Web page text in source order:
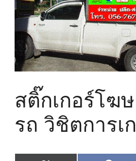
สติ๊กเกอร์โฆ
รถ วิชิตการเ